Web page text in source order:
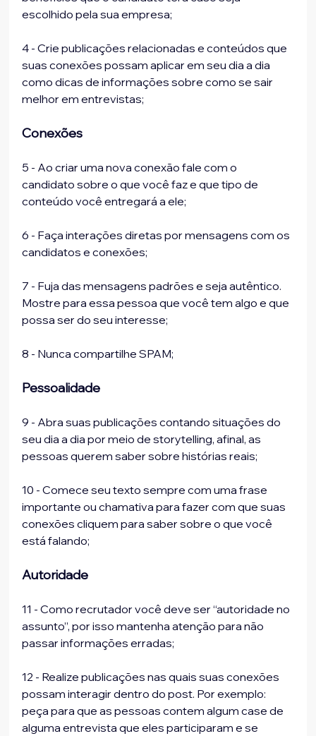
escolhido pela sua empresa;
4 - Crie publicações relacionadas e conteúdos que
suas conexões possam aplicar em seu dia a dia
como dicas de informações sobre como se sair
melhor em entrevistas;
Conexões
5 - Ao criar uma nova conexão fale com o
candidato sobre o que você faz e que tipo de
conteúdo você entregará a ele;
6 - Faça interações diretas por mensagens com os
candidatos e conexões;
7 - Fuja das mensagens padrões e seja autêntico.
Mostre para essa pessoa que você tem algo e que
possa ser do seu interesse;
8 - Nunca compartilhe SPAM;
Pessoalidade
9 - Abra suas publicações contando situações do
seu dia a dia por meio de storytelling, afinal, as
pessoas querem saber sobre histórias reais;
10 - Comece seu texto sempre com uma frase
importante ou chamativa para fazer com que suas
conexões cliquem para saber sobre o que você
está falando;
Autoridade
11 - Como recrutador você deve ser “autoridade no
assunto”, por isso mantenha atenção para não
passar informações erradas;
12 - Realize publicações nas quais suas conexões
possam interagir dentro do post. Por exemplo:
peça para que as pessoas contem algum case de
alguma entrevista que eles participaram e se